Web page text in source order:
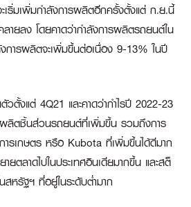
ริ่มเพิ่มกำลังการผลิตอีกครั้งตั้งแต่ ก.ย.นี้
ยลง โดยคาดว่ากำลังการผลิตรถยนต์ใน
การผลิตจะเพิ่มขึ้นต่อเนื่อง 9-13% ในปี
วตั้งแต่ 4Q21 และคาดว่ากำไรปี 2022-23
ผลิตชิ้นส่วนรถยนต์ที่เพิ่มขึ้น รวมถึงการ
รเกษตร หรือ Kubota ที่เพิ่มขึ้นได้ดีมาก
ตลาดไปในประเทศอินเดียมากขึ้น และสต็
สหรัฐฯ ที่อยู่ในระดับต่ำมาก